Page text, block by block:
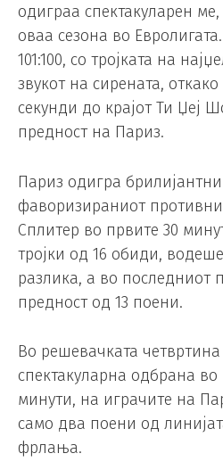
одиграа спектакуларен
оваа сезона во
101:100, со тројката на
звукот на сирената,
секунди до крајот Ти Џеј
предност на Париз.
Париз одигра
фаворизираниот
Сплитер во првите 30
тројки од 16 обиди,
разлика, а во последниот
предност од 13 поени.
Во решевачката
спектакуларна одбрана
минути, на играчите на
само два поени од
фрлања.